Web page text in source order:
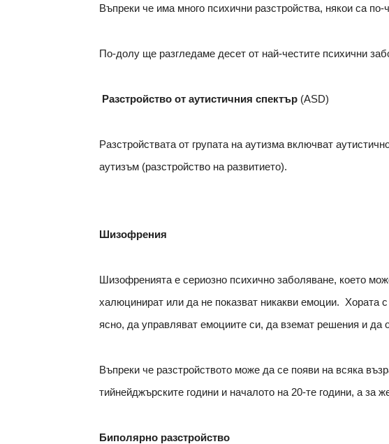
Въпреки че има много психични разстройства, някои са по-
По-долу ще разгледаме десет от най-честите психични
Разстройство от аутистичния спектър (ASD)
Разстройствата от групата на аутизма включват
аутизъм (разстройство на развитието).
Шизофрения
Шизофренията е сериозно психично заболяване, което
халюцинират или да не показват никакви емоции. Хората
ясно, да управляват емоциите си, да вземат решения и да
Въпреки че разстройството може да се появи на всяка
тийнейджърските години и началото на 20-те години, а за
Биполярно разстройство